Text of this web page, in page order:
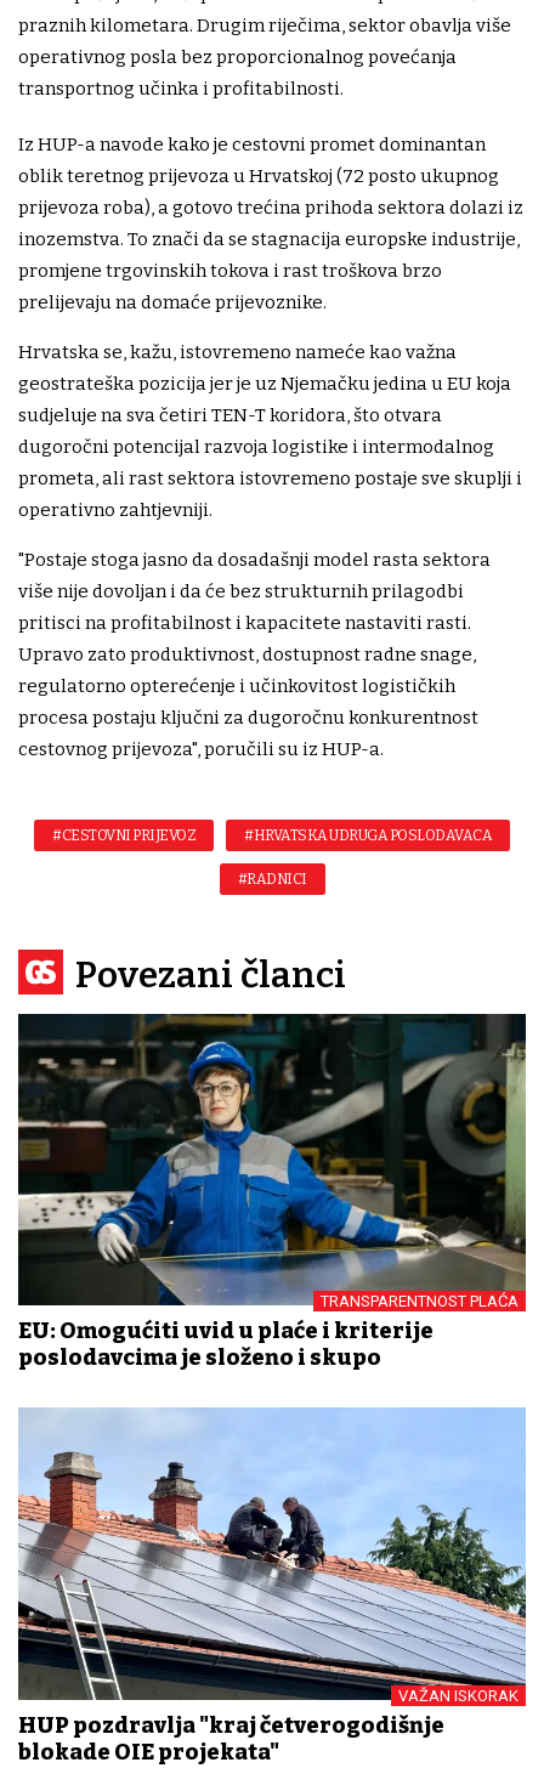
praznih kilometara. Drugim riječima, sektor obavlja više
operativnog posla bez proporcionalnog povećanja
transportnog učinka i profitabilnosti.
Iz HUP-a navode kako je cestovni promet dominantan
oblik teretnog prijevoza u Hrvatskoj (72 posto ukupnog
prijevoza roba), a gotovo trećina prihoda sektora dolazi iz
inozemstva. To znači da se stagnacija europske industrije,
promjene trgovinskih tokova i rast troškova brzo
prelijevaju na domaće prijevoznike.
Hrvatska se, kažu, istovremeno nameće kao važna
geostrateška pozicija jer je uz Njemačku jedina u EU koja
sudjeluje na sva četiri TEN-T koridora, što otvara
dugoročni potencijal razvoja logistike i intermodalnog
prometa, ali rast sektora istovremeno postaje sve skuplji i
operativno zahtjevniji.
"Postaje stoga jasno da dosadašnji model rasta sektora
više nije dovoljan i da će bez strukturnih prilagodbi
pritisci na profitabilnost i kapacitete nastaviti rasti.
Upravo zato produktivnost, dostupnost radne snage,
regulatorno opterećenje i učinkovitost logističkih
procesa postaju ključni za dugoročnu konkurentnost
cestovnog prijevoza", poručili su iz HUP-a.
#CESTOVNI PRIJEVOZ #HRVATSKA UDRUGA POSLODAVACA
#RADNICI
Povezani članci
TRANSPARENTNOST PLAĆA
EU: Omogućiti uvid u plaće i kriterije
poslodavcima je složeno i skupo
VAŽAN ISKORAK
HUP pozdravlja "kraj četverogodišnje
blokade OIE projekata"